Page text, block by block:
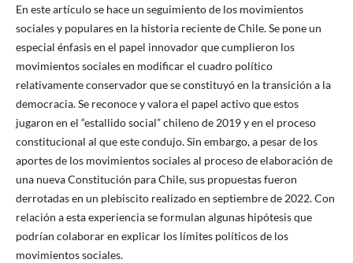
En este artículo se hace un seguimiento de los movimientos
sociales y populares en la historia reciente de Chile. Se pone un
especial énfasis en el papel innovador que cumplieron los
movimientos sociales en modificar el cuadro político
relativamente conservador que se constituyó en la transición a la
democracia. Se reconoce y valora el papel activo que estos
jugaron en el “estallido social” chileno de 2019 y en el proceso
constitucional al que este condujo. Sin embargo, a pesar de los
aportes de los movimientos sociales al proceso de elaboración de
una nueva Constitución para Chile, sus propuestas fueron
derrotadas en un plebiscito realizado en septiembre de 2022. Con
relación a esta experiencia se formulan algunas hipótesis que
podrían colaborar en explicar los límites políticos de los
movimientos sociales.